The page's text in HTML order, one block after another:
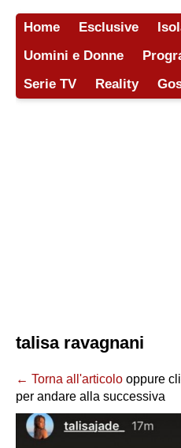
Home Esclusive
Uomini e Donne
Serie TV
Reality
talisa ravagnani
← Torna all'articolo oppure
per andare alla successiva